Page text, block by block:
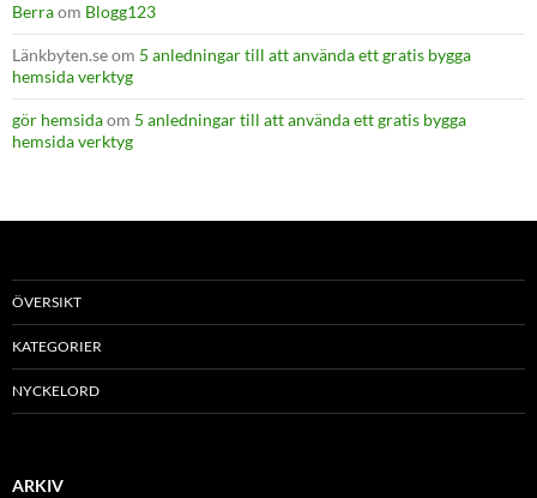
Berraom Blogg123
Länkbyten.seom 5 anledningar till att använda ett gratis bygga
hemsida verktyg
gör hemsidaom 5 anledningar till att använda ett gratis bygga
hemsida verktyg
ÖVERSIKT
KATEGORIER
NYCKELORD
ARKIV